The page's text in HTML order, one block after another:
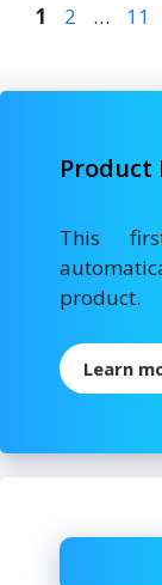
Page
1 Page
2 … 11
This
product.
Learn